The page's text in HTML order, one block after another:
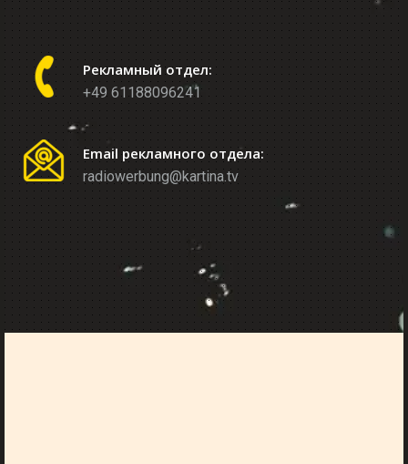
Рекламный отдел:
+49 61188096241
Email рекламного отдела:
radiowerbung@kartina.tv